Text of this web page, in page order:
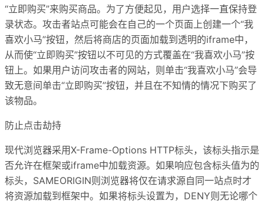
“立即购买”来购买商品。为了方便起见，用户选择一直保持登
录状态。攻击者站点可能会在自己的一个页面上创建一个“我
喜欢小马”按钮，然后将商店的页面加载到透明的iframe中，
从而使“立即购买”按钮以不可见的方式覆盖在“我喜欢小马”按
钮上。如果用户访问攻击者的网站，则单击“我喜欢小马”会导
致无意间单击“立即购买”按钮，并且在不知情的情况下购买了
该物品。
防止点击劫持
现代浏览器采用X-Frame-Options HTTP标头，该标头指示是
否允许在框架或iframe中加载资源。如果响应包含标头值为的
标头，SAMEORIGIN则浏览器将仅在请求源自同一站点时才
将资源加载到框架中。如果将标头设置为，DENY则无论哪个